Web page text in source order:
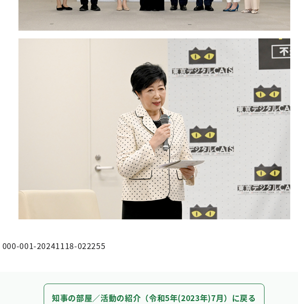
000-001-20241118-022255
知事の部屋／活動の紹介（令和5年(2023年)7月）に戻る